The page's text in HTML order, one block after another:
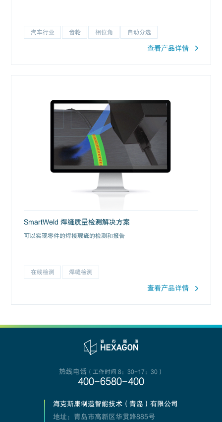
汽车行业 齿轮 相位角 自动分选
查看产品详情
SmartWeld 焊缝质量检测解决方案
可以实现零件的焊接瑕疵的检测和报告
在线检测 焊缝检测
查看产品详情
热线电话 （工作时间 8：30-17：30）
400-6580-400
海克斯康制造智能技术（青岛）有限公司
地址：青岛市高新区华贯路885号